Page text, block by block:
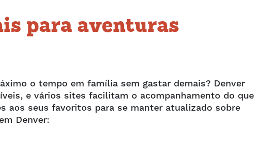
para aventuras
o tempo em família sem gastar demais? Denver
e vários sites facilitam o acompanhamento do que
aos seus favoritos para se manter atualizado sobre
Denver: